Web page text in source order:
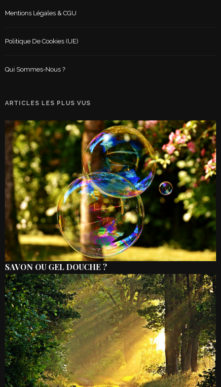
Mentions Légales & CGU
Politique De Cookies (UE)
Qui Sommes-Nous ?
ARTICLES LES PLUS VUS
SAVON OU GEL DOUCHE ?